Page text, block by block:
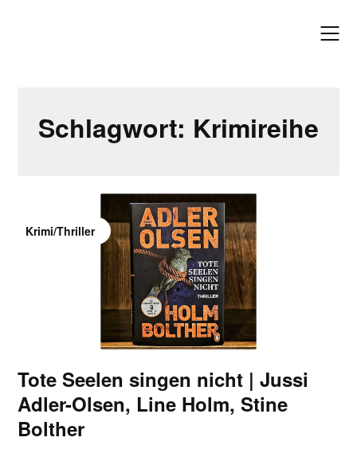
Schlagwort: Krimireihe
Krimi/Thriller
Tote Seelen singen nicht | Jussi
Adler-Olsen, Line Holm, Stine
Bolther